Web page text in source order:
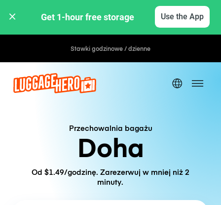
Get 1-hour free storage Use the App
Stawki godzinowe / dzienne
Przechowalnia bagażu
Doha
Od $1.49/godzinę. Zarezerwuj w mniej niż 2
minuty.